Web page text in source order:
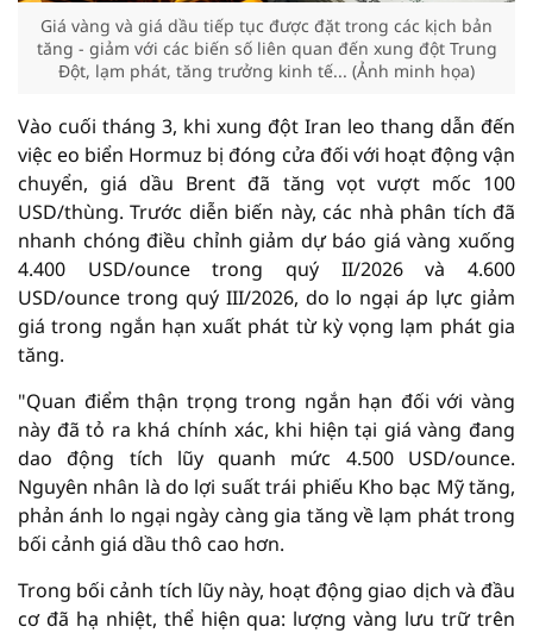
Giá vàng và giá dầu tiếp tục được đặt trong các kịch bản
tăng - giảm với các biến số liên quan đến xung đột Trung
Đột, lạm phát, tăng trưởng kinh tế... (Ảnh minh họa)
Vào cuối tháng 3, khi xung đột Iran leo thang dẫn đến
việc eo biển Hormuz bị đóng cửa đối với hoạt động vận
chuyển, giá dầu Brent đã tăng vọt vượt mốc 100
USD/thùng. Trước diễn biến này, các nhà phân tích đã
nhanh chóng điều chỉnh giảm dự báo giá vàng xuống
4.400 USD/ounce trong quý II/2026 và 4.600
USD/ounce trong quý III/2026, do lo ngại áp lực giảm
giá trong ngắn hạn xuất phát từ kỳ vọng lạm phát gia
tăng.
"Quan điểm thận trọng trong ngắn hạn đối với vàng
này đã tỏ ra khá chính xác, khi hiện tại giá vàng đang
dao động tích lũy quanh mức 4.500 USD/ounce.
Nguyên nhân là do lợi suất trái phiếu Kho bạc Mỹ tăng,
phản ánh lo ngại ngày càng gia tăng về lạm phát trong
bối cảnh giá dầu thô cao hơn.
Trong bối cảnh tích lũy này, hoạt động giao dịch và đầu
cơ đã hạ nhiệt, thể hiện qua: lượng vàng lưu trữ trên